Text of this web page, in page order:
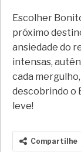
Escolher
próximo
ansiedade do
intensas,
cada
descobrindo o
leve!
Compartilhe